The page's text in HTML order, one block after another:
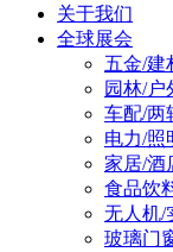
关于我们
全球展会
五金/建
园林/户
车配/两
电力/照
家居/酒
食品饮
无人机/
玻璃门